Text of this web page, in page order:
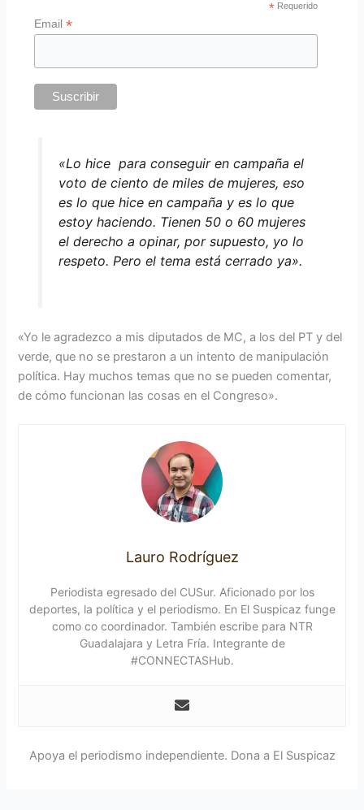
* Requerido
Email*
«Lo hice para conseguir en campaña el
voto de ciento de miles de mujeres, eso
es lo que hice en campaña y es lo que
estoy haciendo. Tienen 50 o 60 mujeres
el derecho a opinar, por supuesto, yo lo
respeto. Pero el tema está cerrado ya».
«Yo le agradezco a mis diputados de MC, a los del PT y del
verde, que no se prestaron a un intento de manipulación
política. Hay muchos temas que no se pueden comentar,
de cómo funcionan las cosas en el Congreso».
Lauro Rodríguez
Periodista egresado del CUSur. Aficionado por los
deportes, la política y el periodismo. En El Suspicaz funge
como co coordinador. También escribe para NTR
Guadalajara y Letra Fría. Integrante de
#CONNECTASHub.
Apoya el periodismo independiente. Dona a El Suspicaz